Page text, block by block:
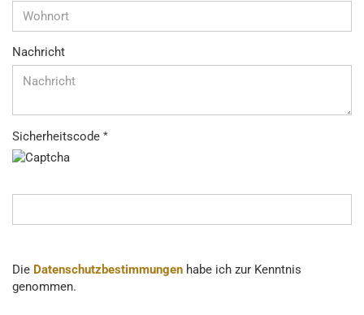
Nachricht
Sicherheitscode
DATENSCHUTZBESTIMMUNGEN
Die Datenschutzbestimmungen habe ich zur Kenntnis
genommen.